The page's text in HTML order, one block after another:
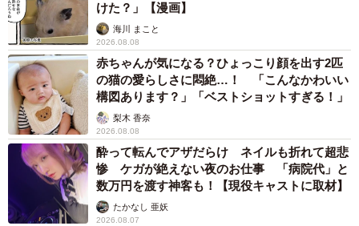
けた？」【漫画】
海川 まこと
2026.08.08
赤ちゃんが気になる？ひょっこり顔を出す2匹
の猫の愛らしさに悶絶…！ 「こんなかわいい
構図あります？」「ベストショットすぎる！」
梨木 香奈
2026.08.08
酔って転んでアザだらけ ネイルも折れて超悲
惨 ケガが絶えない夜のお仕事 「病院代」と
数万円を渡す神客も！【現役キャストに取材】
たかなし 亜妖
2026.08.07